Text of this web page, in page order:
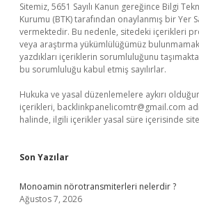
Sitemiz, 5651 Sayılı Kanun gereğince Bilgi
Kurumu (BTK) tarafından onaylanmış bir Yer
vermektedir. Bu nedenle, sitedeki içerikleri
veya araştırma yükümlülüğümüz
yazdıkları içeriklerin sorumluluğunu
bu sorumluluğu kabul etmiş sayılırlar.
Hukuka ve yasal düzenlemelere aykırı
içerikleri, backlinkpanelicomtr@gmail.com
halinde, ilgili içerikler yasal süre içerisinde
Son Yazılar
Monoamin nörotransmiterleri nelerdir ?
Ağustos 7, 2026